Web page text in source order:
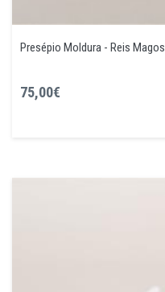
Presépio Moldura - Reis Magos
75,00€